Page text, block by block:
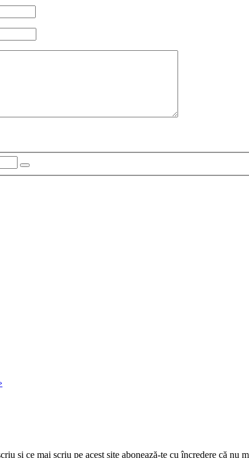
și ce mai scriu pe acest site abonează-te cu încredere că nu